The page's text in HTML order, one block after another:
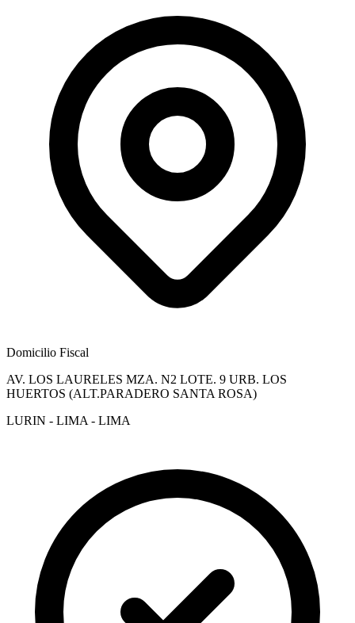
Domicilio Fiscal
AV. LOS LAURELES MZA. N2 LOTE. 9 URB. LOS
HUERTOS (ALT.PARADERO SANTA ROSA)
LURIN - LIMA - LIMA